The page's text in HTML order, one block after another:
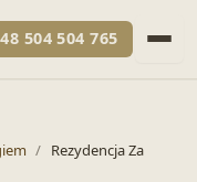
504 504 765
/ Rezydencja Za